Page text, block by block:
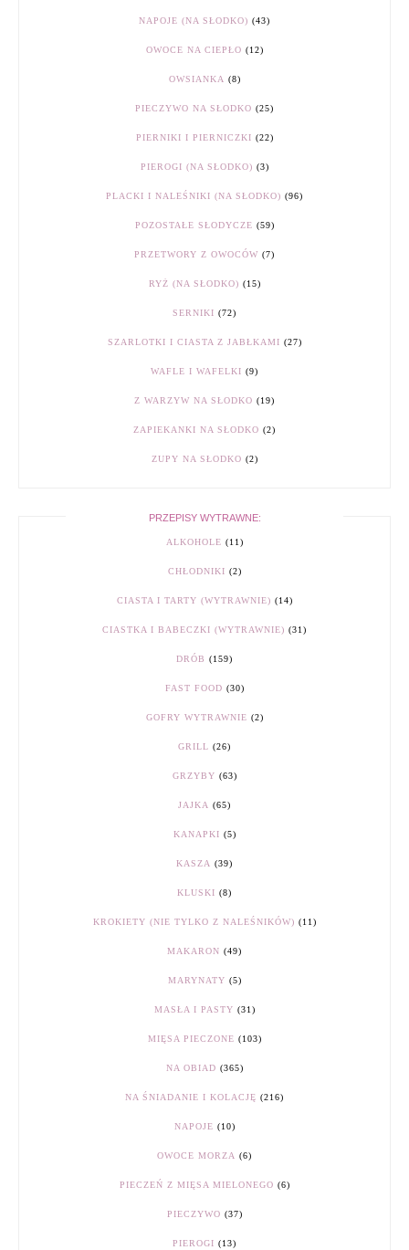
NAPOJE (NA SŁODKO) (43)
OWOCE NA CIEPŁO (12)
OWSIANKA (8)
PIECZYWO NA SŁODKO (25)
PIERNIKI I PIERNICZKI (22)
PIEROGI (NA SŁODKO) (3)
PLACKI I NALEŚNIKI (NA SŁODKO) (96)
POZOSTAŁE SŁODYCZE (59)
PRZETWORY Z OWOCÓW (7)
RYŻ (NA SŁODKO) (15)
SERNIKI (72)
SZARLOTKI I CIASTA Z JABŁKAMI (27)
WAFLE I WAFELKI (9)
Z WARZYW NA SŁODKO (19)
ZAPIEKANKI NA SŁODKO (2)
ZUPY NA SŁODKO (2)
PRZEPISY WYTRAWNE:
ALKOHOLE (11)
CHŁODNIKI (2)
CIASTA I TARTY (WYTRAWNIE) (14)
CIASTKA I BABECZKI (WYTRAWNIE) (31)
DRÓB (159)
FAST FOOD (30)
GOFRY WYTRAWNIE (2)
GRILL (26)
GRZYBY (63)
JAJKA (65)
KANAPKI (5)
KASZA (39)
KLUSKI (8)
KROKIETY (NIE TYLKO Z NALEŚNIKÓW) (11)
MAKARON (49)
MARYNATY (5)
MASŁA I PASTY (31)
MIĘSA PIECZONE (103)
NA OBIAD (365)
NA ŚNIADANIE I KOLACJĘ (216)
NAPOJE (10)
OWOCE MORZA (6)
PIECZEŃ Z MIĘSA MIELONEGO (6)
PIECZYWO (37)
PIEROGI (13)